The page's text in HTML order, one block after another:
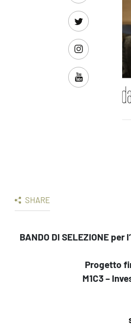
SHARE
BANDO DI SELEZIONE per
Progetto
M1C3 –